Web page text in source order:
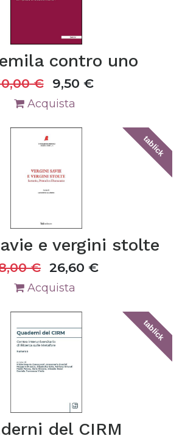
contro uno
€ 9,50 €
Acquista
tablick
e vergini stolte
€ 26,60 €
Acquista
tablick
del CIRM